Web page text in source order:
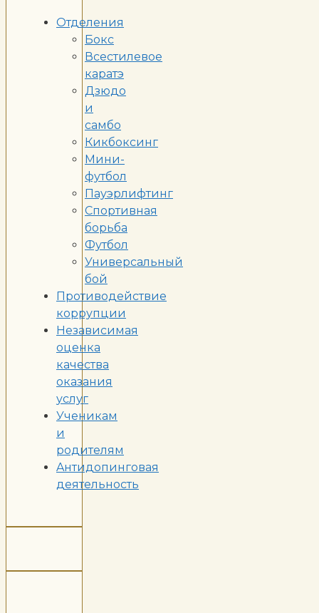
Отделения
Бокс
Всестилевое
каратэ
Дзюдо
и
самбо
Кикбоксинг
Мини-
футбол
Пауэрлифтинг
Спортивная
борьба
Футбол
Универсальный
бой
Противодействие
коррупции
Независимая
оценка
качества
оказания
услуг
Ученикам
и
родителям
Aнтидопинговая
деятельность